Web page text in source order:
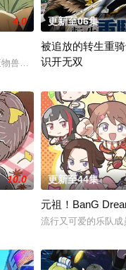
黒絵（クロエ）。不器用
4.0
兽人！因为缺乏伦理与卫
更新至06集
被追放的转生重
识开无双
口相传为“窥之生厄、亵之
10.0 更新至44集
元祖！BanG
流行又可爱的乐队成